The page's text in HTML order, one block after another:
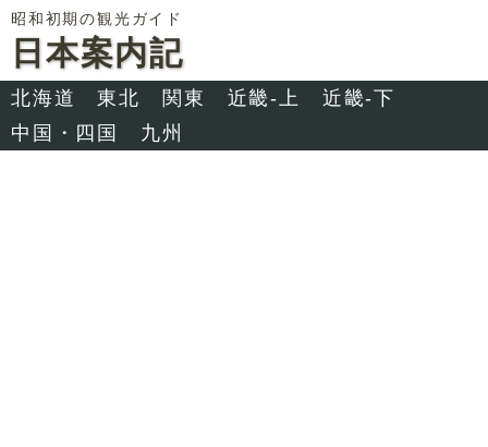
昭和初期の観光ガイド
日本案内記
北海道 東北 関東 近畿-上
近畿-下
中国・四国
九州